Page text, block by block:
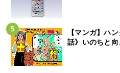
【マンガ】ハ
話》いのちと